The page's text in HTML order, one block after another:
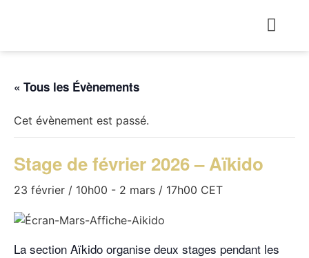
« Tous les Évènements
Cet évènement est passé.
Stage de février 2026 – Aïkido
23 février / 10h00 - 2 mars / 17h00 CET
La section Aïkido organise deux stages pendant les